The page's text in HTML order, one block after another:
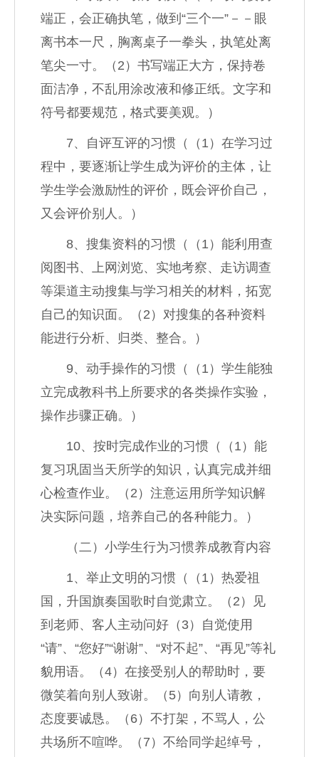
端正，会正确执笔，做到“三个一”－－眼
离书本一尺，胸离桌子一拳头，执笔处离
笔尖一寸。（2）书写端正大方，保持卷
面洁净，不乱用涂改液和修正纸。文字和
符号都要规范，格式要美观。）
7、自评互评的习惯（（1）在学习过
程中，要逐渐让学生成为评价的主体，让
学生学会激励性的评价，既会评价自己，
又会评价别人。）
8、搜集资料的习惯（（1）能利用查
阅图书、上网浏览、实地考察、走访调查
等渠道主动搜集与学习相关的材料，拓宽
自己的知识面。（2）对搜集的各种资料
能进行分析、归类、整合。）
9、动手操作的习惯（（1）学生能独
立完成教科书上所要求的各类操作实验，
操作步骤正确。）
10、按时完成作业的习惯（（1）能
复习巩固当天所学的知识，认真完成并细
心检查作业。（2）注意运用所学知识解
决实际问题，培养自己的各种能力。）
（二）小学生行为习惯养成教育内容
1、举止文明的习惯（（1）热爱祖
国，升国旗奏国歌时自觉肃立。（2）见
到老师、客人主动问好（3）自觉使用
“请”、“您好”“谢谢”、“对不起”、“再见”等礼
貌用语。（4）在接受别人的帮助时，要
微笑着向别人致谢。（5）向别人请教，
态度要诚恳。（6）不打架，不骂人，公
共场所不喧哗。（7）不给同学起绰号，